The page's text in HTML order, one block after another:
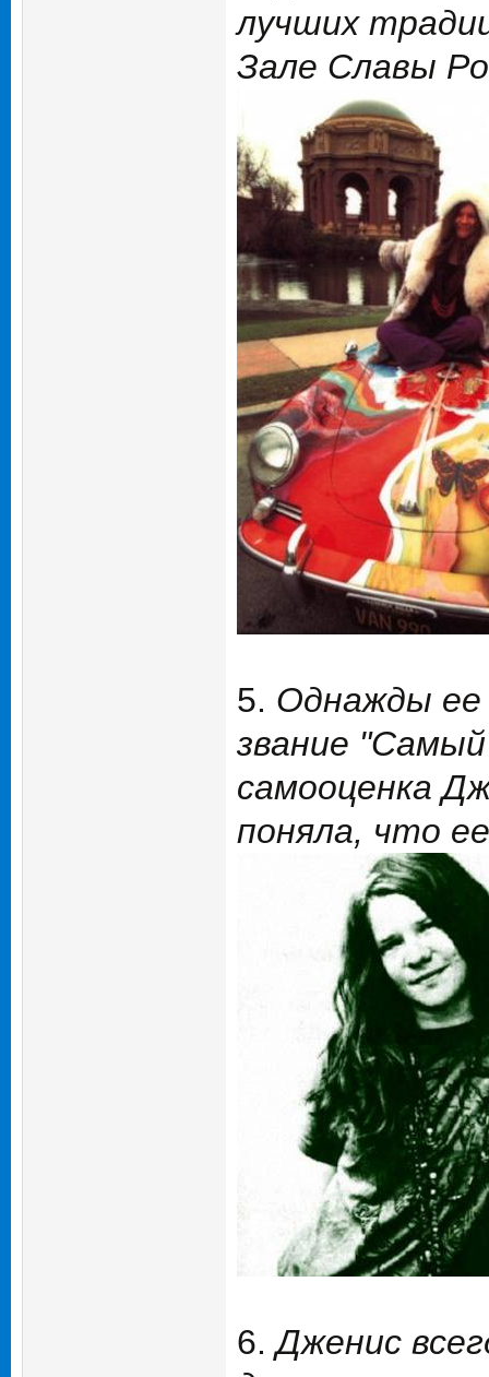
лучших
Зале Славы
5. Однажды ее
звание
самооценка
поняла, что
6.Дженис